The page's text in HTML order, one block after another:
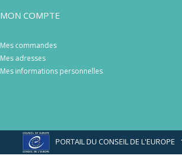
MON COMPTE
Mes commandes
Mes adresses
Mes informations personnelles
PORTAIL DU CONSEIL DE L'EUROPE